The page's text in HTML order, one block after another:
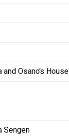
Osano’s House
Sengen